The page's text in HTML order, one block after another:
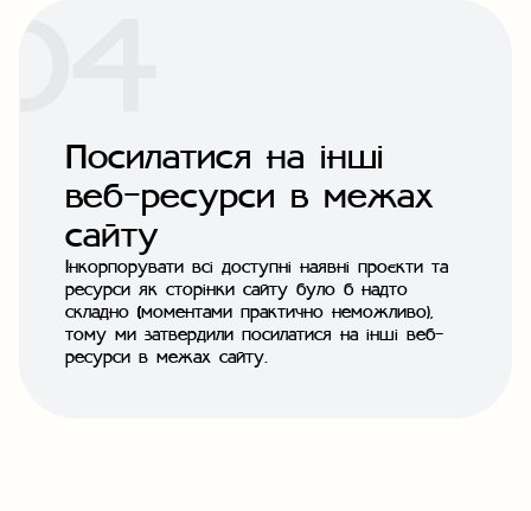
Посилатися на інші
веб-ресурси в межах
сайту
Інкорпорувати всі доступні наявні проєкти та
ресурси як сторінки сайту було б надто
складно (моментами практично неможливо),
тому ми затвердили посилатися на інші веб-
ресурси в межах сайту.